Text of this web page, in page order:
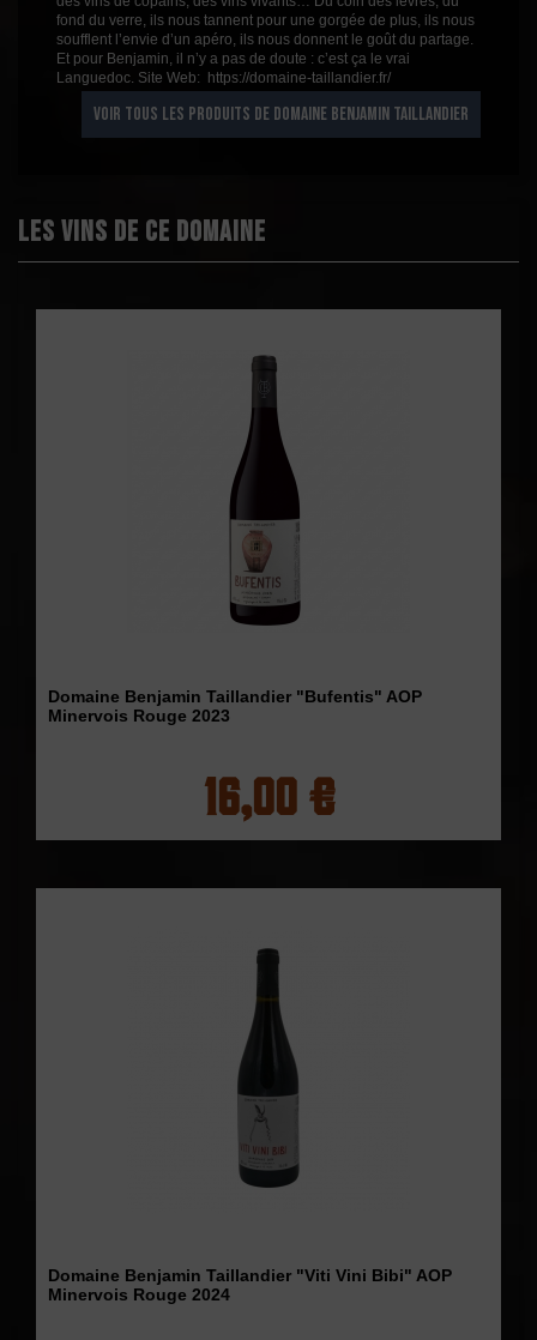
fond du verre, ils nous tannent pour une gorgée de plus, ils nous
soufflent l’envie d’un apéro, ils nous donnent le goût du partage.
Et pour Benjamin, il n’y a pas de doute : c’est ça le vrai
Languedoc. Site Web: https://domaine-taillandier.fr/
VOIR TOUS LES PRODUITS DE DOMAINE BENJAMIN TAILLANDIER
Les vins de ce domaine
Domaine Benjamin Taillandier "Bufentis" AOP
Minervois Rouge 2023
16,00 €
Domaine Benjamin Taillandier "Viti Vini Bibi" AOP
Minervois Rouge 2024